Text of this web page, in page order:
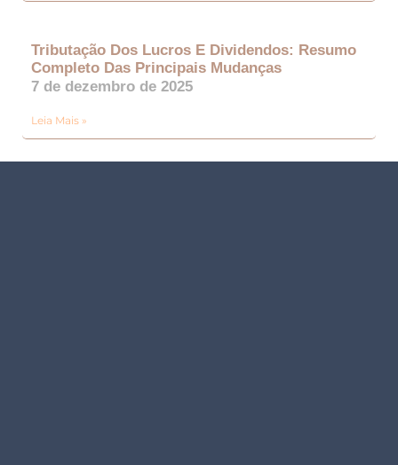
Tributação Dos Lucros E Dividendos: Resumo
Completo Das Principais Mudanças
7 de dezembro de 2025
Leia Mais »